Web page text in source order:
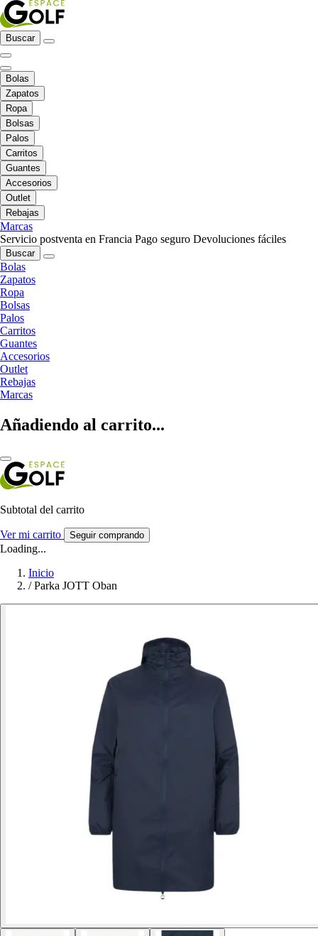
Buscar
Bolas
Zapatos
Ropa
Bolsas
Palos
Carritos
Guantes
Accesorios
Outlet
Rebajas
Marcas
Servicio postventa en Francia Pago seguro Devoluciones fáciles
Buscar
Bolas
Zapatos
Ropa
Bolsas
Palos
Carritos
Guantes
Accesorios
Outlet
Rebajas
Marcas
Añadiendo al carrito...
Subtotal del carrito
Ver mi carrito Seguir comprando
Loading...
Inicio
/ Parka JOTT Oban